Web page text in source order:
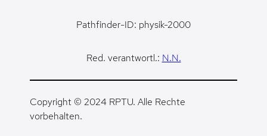
Pathfinder-ID: physik-2000
Red. verantwortl.: N.N.
Copyright © 2024 RPTU. Alle Rechte
vorbehalten.